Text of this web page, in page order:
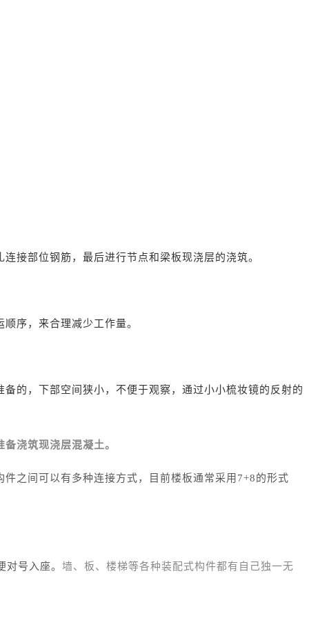
接部位钢筋，最后进行节点和梁板现浇层的浇筑。
序，来合理减少工作量。
的，下部空间狭小，不便于观察，通过小小梳妆镜的反射的
浇筑现浇层混凝土。
之间可以有多种连接方式，目前楼板通常采用7+8的形式
号入座。 墙、板、楼梯等各种装配式构件都有自己独一无